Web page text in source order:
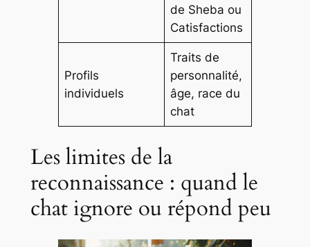
de Sheba ou
Catisfactions
Profils
individuels
Traits de
personnalité,
âge, race du
chat
Les limites de la
reconnaissance : quand le
chat ignore ou répond peu